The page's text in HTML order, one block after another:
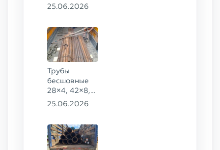
159×32,
09Г2С
25.06.2026
Трубы
бесшовные
28×4, 42×8,
73×14,
20
25.06.2026